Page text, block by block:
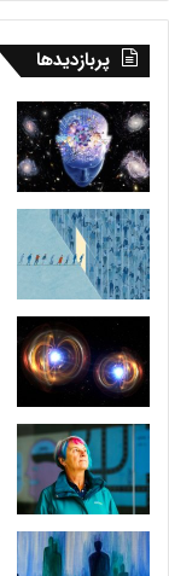
پربازدیدها